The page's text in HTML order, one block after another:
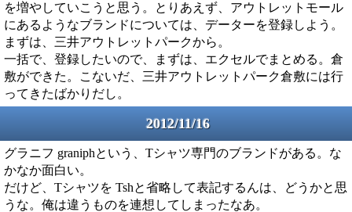
を増やしていこうと思う。とりあえず、アウトレットモール
にあるようなブランドについては、データーを登録しよう。
まずは、三井アウトレットパークから。
一括で、登録したいので、まずは、エクセルでまとめる。倉
敷ができた。こないだ、三井アウトレットパーク倉敷には行
ってきたばかりだし。
2012/11/16
グラニフ graniphという、Tシャツ専門のブランドがある。な
かなか面白い。
だけど、Tシャツを Tshと省略して表記するんは、どうかと思
うな。俺は違うものを連想してしまったなあ。